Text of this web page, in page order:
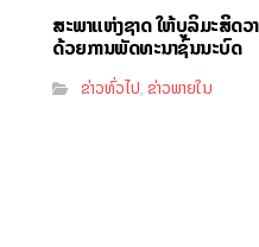
ສະພາແຫ່ງຊາດ ໃຫ້ບູລິມະສິດວ
ດ້ວຍການພັດທະນາຊົນນະບົດ
ຂ່າວທົ່ວໄປ,ຂ່າວພາຍໃນ